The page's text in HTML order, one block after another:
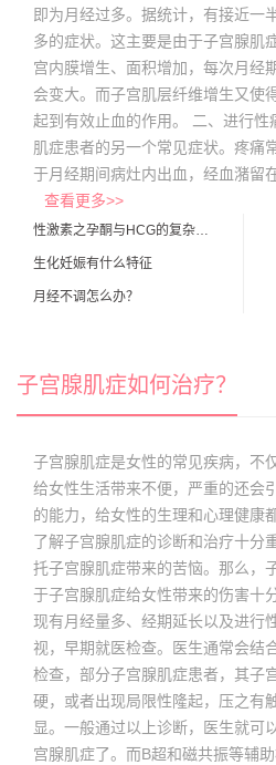
即为月经过多。据统计，有接近一
多的症状。这主要是由于子宫腺肌
宫内膜增生、面积增加，每次月经
会变大。而子宫肌层纤维增生又使
起到有效止血的作用。 二、进行性
肌症患者的另一个常见症状。疼痛
于月经期间病灶内出血，经血潴留
查看更多>>
性激素之孕酮与HCG的复杂关系
生化妊娠有什么特征
月经不调怎么办？
子宫腺肌症如何治疗？
子宫腺肌症是女性的常见疾病，不
给女性生活带来不便，严重的还会
的能力，给女性的生理和心理健康
了解子宫腺肌症的诊断和治疗十分
托子宫腺肌症带来的苦恼。那么，
于子宫腺肌症给女性带来的伤害十
现有月经量多、经期延长以及进行
视，早期就医检查。医生通常会结
检查，部分子宫腺肌症患者，其子
硬，或者出现局限性隆起，压之有
显。一般通过以上诊断，医生就可
宫腺肌症了。而B超和磁共振等辅